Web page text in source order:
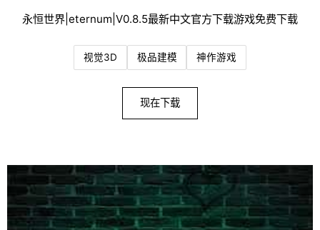
永恒世界|eternum|V0.8.5最新中文官方下载游戏免费下载
视觉3D 极品建模 神作游戏
现在下载